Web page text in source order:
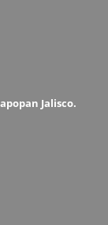
Jalisco.